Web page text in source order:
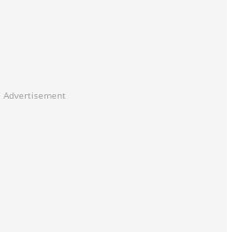
Advertisement